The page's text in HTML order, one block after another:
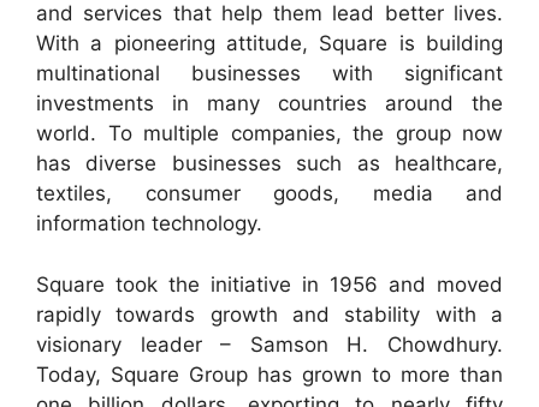
and services that help them lead better lives.
With a pioneering attitude, Square is building
multinational businesses with significant
investments in many countries around the
world. To multiple companies, the group now
has diverse businesses such as healthcare,
textiles, consumer goods, media and
information technology.
Square took the initiative in 1956 and moved
rapidly towards growth and stability with a
visionary leader – Samson H. Chowdhury.
Today, Square Group has grown to more than